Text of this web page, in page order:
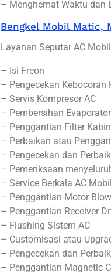
– Menghemat Waktu dan
Bengkel Mobil Matic,
Layanan Seputar AC
– Isi Freon
– Pengecekan Kebocoran
– Servis Kompresor AC
– Pembersihan
– Penggantian Filter Kabin
– Perbaikan atau
– Pengecekan dan
– Pemeriksaan
– Service Berkala AC Mobil
– Penggantian Motor
– Penggantian Receiver
– Flushing Sistem AC
– Customisasi atau
– Pengecekan dan
– Penggantian Magnetic